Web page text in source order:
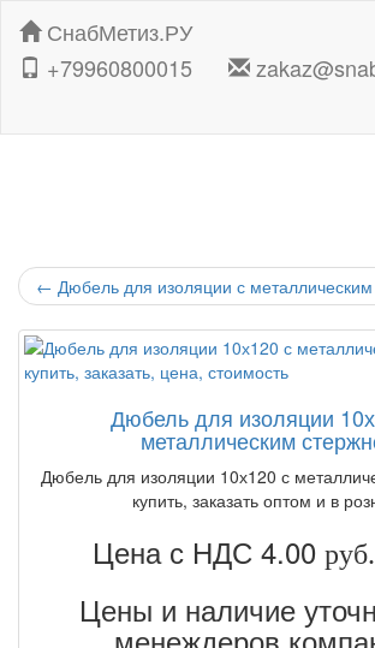
СнабМетиз.РУ
+79960800015
← Дюбель для изоляции с
Дюбель для изоляции
металлическим
Дюбель для изоляции 10х120 с
купить, заказать оптом и в
Цена с НДС 4.00
Цены и наличие